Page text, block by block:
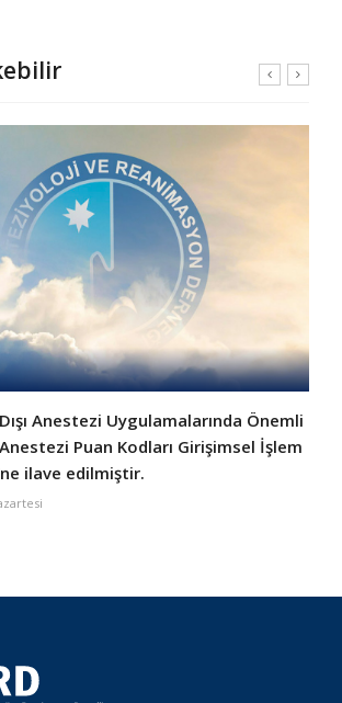
Anestezi Uygulamalarında Önemli
Puan Kodları Girişimsel İşlem
ilave edilmiştir.